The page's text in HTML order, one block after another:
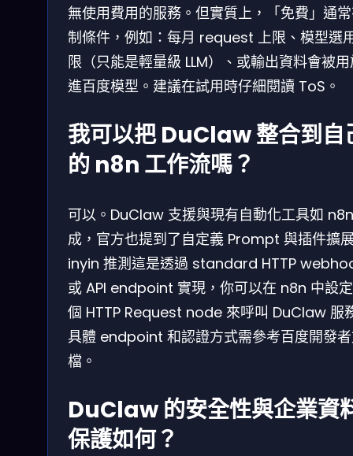
無使用費用的服務。但實質上，「免費」通
制條件，例如：每月 request 上限、模型選
限（只能是輕量級 LLM）、或輸出資料會被
進百度模型。建議在試用時仔細閱讀 ToS。
我可以把 DuClaw 整合到自
的 n8n 工作流嗎？
可以。DuClaw 支援與現有自動化工具如
成，官方也提到了自定義 Prompt 與插件擴
inyin 推測這是透過 standard HTTP
或 API endpoint 實現，你可以在 n8n 中設
個 HTTP Request node 來呼叫 DuClaw 服
具體 endpoint 和認證方式需參考百度開發
檔。
DuClaw 的安全性與企業資
保護如何？